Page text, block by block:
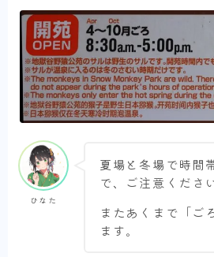
ひなた
夏場と冬場で時間
で、ご注意ください
またあくまで「ご
ます。